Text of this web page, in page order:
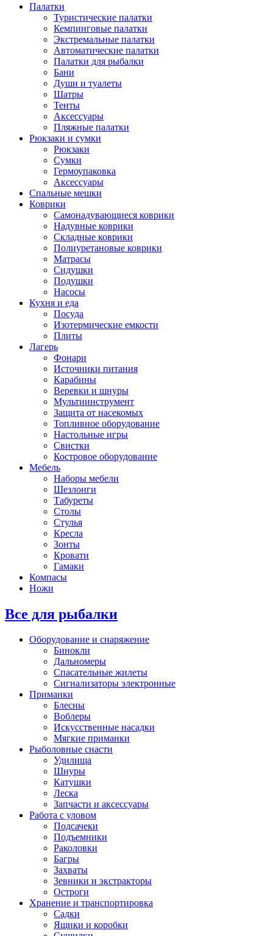
Палатки
Туристические палатки
Кемпинговые палатки
Экстремальные палатки
Автоматические палатки
Палатки для рыбалки
Бани
Души и туалеты
Шатры
Тенты
Аксессуары
Пляжные палатки
Рюкзаки и сумки
Рюкзаки
Сумки
Гермоупаковка
Аксессуары
Спальные мешки
Коврики
Самонадувающиеся коврики
Надувные коврики
Складные коврики
Полиуретановые коврики
Матрасы
Сидушки
Подушки
Насосы
Кухня и еда
Посуда
Изотермические емкости
Плиты
Лагерь
Фонари
Источники питания
Карабины
Веревки и шнуры
Мультиинструмент
Защита от насекомых
Топливное оборудование
Настольные игры
Свистки
Костровое оборудование
Мебель
Наборы мебели
Шезлонги
Табуреты
Столы
Стулья
Кресла
Зонты
Кровати
Гамаки
Компасы
Ножи
Все для рыбалки
Оборудование и снаряжение
Бинокли
Дальномеры
Спасательные жилеты
Сигнализаторы электронные
Приманки
Блесны
Воблеры
Искусственные насадки
Мягкие приманки
Рыболовные снасти
Удилища
Шнуры
Катушки
Леска
Запчасти и аксессуары
Работа с уловом
Подсачеки
Подъемники
Раколовки
Багры
Захваты
Зевники и экстракторы
Остроги
Хранение и транспортировка
Садки
Ящики и коробки